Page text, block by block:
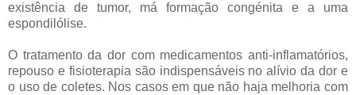
existência de tumor, má formação congénita e a uma
espondilólise.
O tratamento da dor com medicamentos anti-inflamatórios,
repouso e fisioterapia são indispensáveis no alívio da dor e
o uso de coletes. Nos casos em que não haja melhoria com